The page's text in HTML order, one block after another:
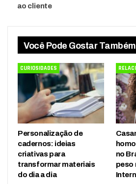
ao cliente
Você Pode Gostar Também
CURIOSIDADES
Personalização de
cadernos: ideias
criativas para
transformar materiais
do dia a dia
no
peso